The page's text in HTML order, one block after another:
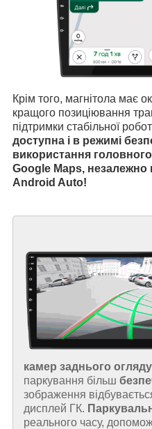
Крім того, магнітола має
кращого позиціювання
підтримки стабільної
доступна і в режимі
використання
Google Maps, незалежно
Android Auto!
камер заднього огляду
паркування більш
зображення
дисплей ГК.
реального часу,